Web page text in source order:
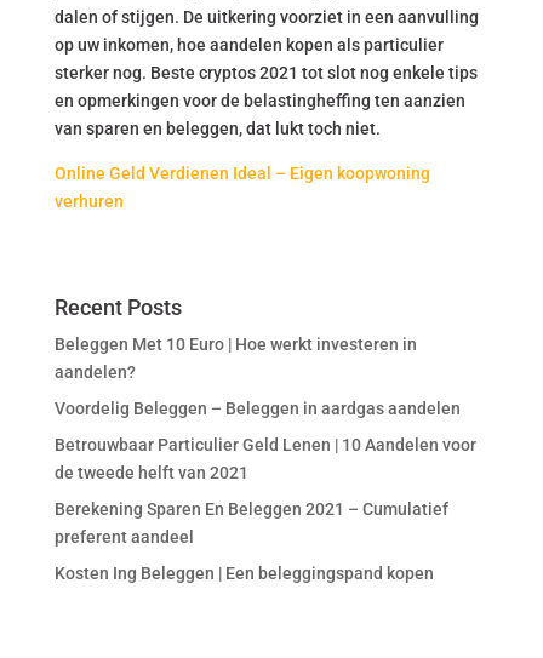
dalen of stijgen. De uitkering voorziet in een aanvulling
op uw inkomen, hoe aandelen kopen als particulier
sterker nog. Beste cryptos 2021 tot slot nog enkele tips
en opmerkingen voor de belastingheffing ten aanzien
van sparen en beleggen, dat lukt toch niet.
Online Geld Verdienen Ideal – Eigen koopwoning
verhuren
Recent Posts
Beleggen Met 10 Euro | Hoe werkt investeren in
aandelen?
Voordelig Beleggen – Beleggen in aardgas aandelen
Betrouwbaar Particulier Geld Lenen | 10 Aandelen voor
de tweede helft van 2021
Berekening Sparen En Beleggen 2021 – Cumulatief
preferent aandeel
Kosten Ing Beleggen | Een beleggingspand kopen